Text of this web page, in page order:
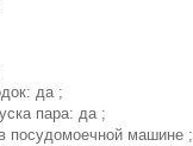
да ;
пара: да ;
посудомоечной машине ;